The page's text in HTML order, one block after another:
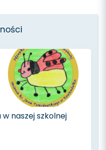
naszej szkolnej